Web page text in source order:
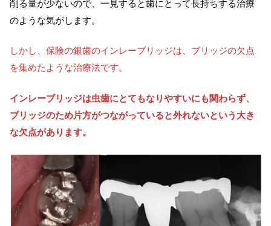
削る量が少ないので、一見すると歯にとって長持ちする治療
のような気がします。
しかし、保険の銀歯のインレーブリッジは、ブリッジの欠点
を集めたような治療法です。
インレーブリッジは虫歯にとてもなりやすいにも関わらず、
ブリッジのため片方がつながっていると外れないという大き
な欠点があります。